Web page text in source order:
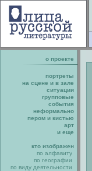
о проекте
портреты
на сцене и в зале
ситуации
групповые
события
неформально
пером и кистью
арт
и еще
кто изображен
по алфавиту
по географии
по виду деятельности